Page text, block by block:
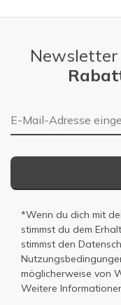
Newsletter
E-Mail-Adresse
*Wenn du dich mit
stimmst du dem
stimmst den
möglicherweise von
Weitere